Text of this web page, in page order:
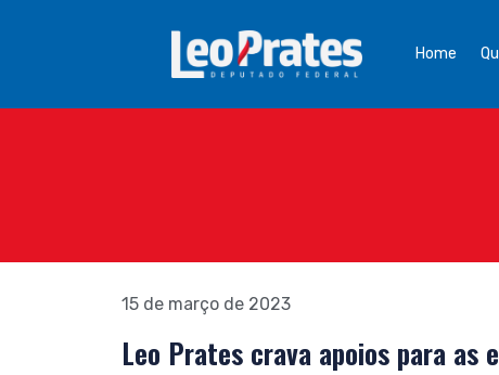
Home
15 de março de 2023
Leo Prates crava apoios para as